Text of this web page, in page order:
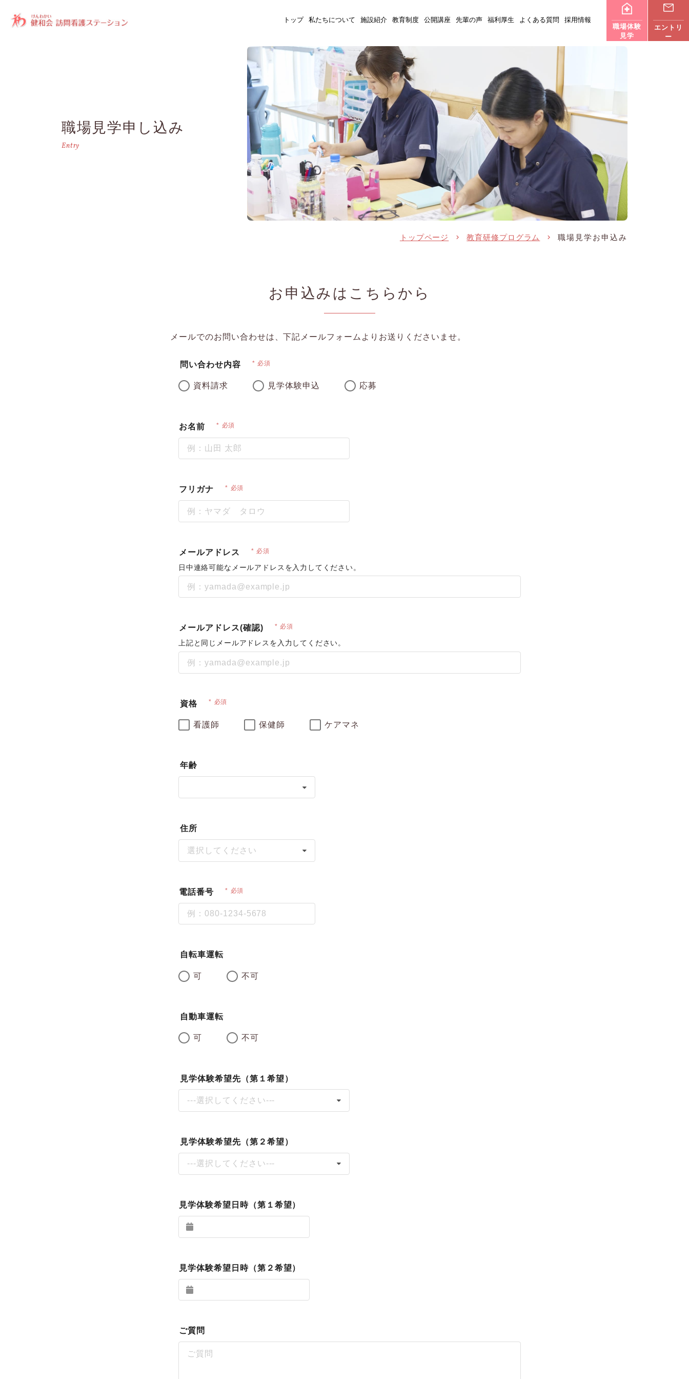
トップ 私たちについて 施設紹介 教育制度 公開講座 先輩の声 福利厚生 よくある質問
採用情報
職場体験
見学
エントリ
ー
職場見学申し込み
Entry
トップページ 教育研修プログラム 職場見学お申込み
お申込みはこちらから
メールでのお問い合わせは、下記メールフォームよりお送りくださいませ。
問い合わせ内容 必須
資料請求 見学体験申込 応募
お名前 必須
フリガナ 必須
メールアドレス 必須
日中連絡可能なメールアドレスを入力してください。
メールアドレス(確認) 必須
上記と同じメールアドレスを入力してください。
資格 必須
看護師 保健師 ケアマネ
年齢
住所
選択してください
電話番号 必須
自転車運転
可 不可
自動車運転
可 不可
見学体験希望先（第１希望）
---選択してください---
見学体験希望先（第２希望）
---選択してください---
見学体験希望日時（第１希望）
見学体験希望日時（第２希望）
ご質問